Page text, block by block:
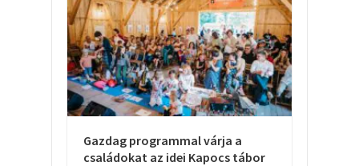
Gazdag programmal várja a
családokat az idei Kapocs tábor